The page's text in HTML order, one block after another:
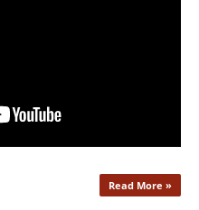
Read More »